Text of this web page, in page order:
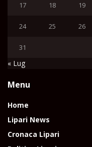
17 18 19
24 25 26
31
« Lug
Menu
Home
Lipari News
Cronaca Lipari